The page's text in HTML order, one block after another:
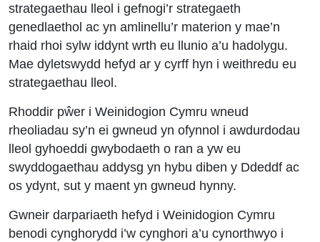
strategaethau lleol i gefnogi’r strategaeth
genedlaethol ac yn amlinellu’r materion y mae’n
rhaid rhoi sylw iddynt wrth eu llunio a’u hadolygu.
Mae dyletswydd hefyd ar y cyrff hyn i weithredu eu
strategaethau lleol.
Rhoddir pŵer i Weinidogion Cymru wneud
rheoliadau sy’n ei gwneud yn ofynnol i awdurdodau
lleol gyhoeddi gwybodaeth o ran a yw eu
swyddogaethau addysg yn hybu diben y Ddeddf ac
os ydynt, sut y maent yn gwneud hynny.
Gwneir darpariaeth hefyd i Weinidogion Cymru
benodi cynghorydd i’w cynghori a’u cynorthwyo i